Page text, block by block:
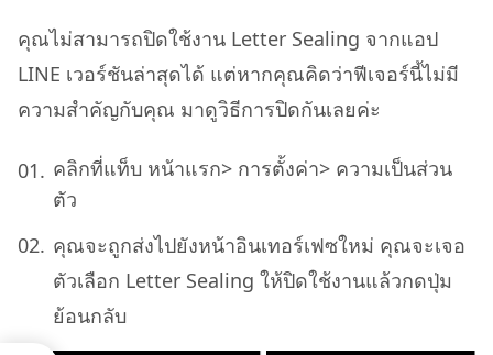
คุณไม่สามารถปิดใช้งาน Letter Sealing จากแอป
LINE เวอร์ชันล่าสุดได้ แต่หากคุณคิดว่าฟีเจอร์นี้ไม่มี
ความสำคัญกับคุณ มาดูวิธีการปิดกันเลยค่ะ
คลิกที่แท็บ หน้าแรก> การตั้งค่า> ความเป็นส่วน
ตัว
คุณจะถูกส่งไปยังหน้าอินเทอร์เฟซใหม่ คุณจะเจอ
ตัวเลือก Letter Sealing ให้ปิดใช้งานแล้วกดปุ่ม
ย้อนกลับ